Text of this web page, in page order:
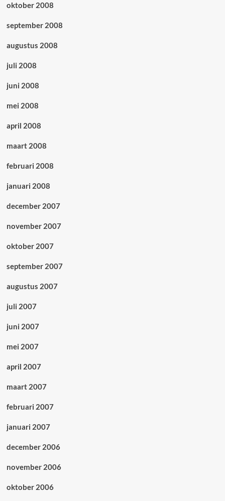
oktober 2008
september 2008
augustus 2008
juli 2008
juni 2008
mei 2008
april 2008
maart 2008
februari 2008
januari 2008
december 2007
november 2007
oktober 2007
september 2007
augustus 2007
juli 2007
juni 2007
mei 2007
april 2007
maart 2007
februari 2007
januari 2007
december 2006
november 2006
oktober 2006